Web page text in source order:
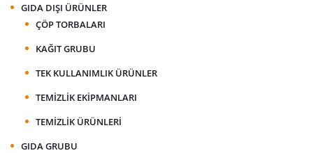
GIDA DIŞI ÜRÜNLER
ÇÖP TORBALARI
KAĞIT GRUBU
TEK KULLANIMLIK ÜRÜNLER
TEMIZLIK EKIPMANLARI
TEMIZLIK ÜRÜNLERI
GIDA GRUBU